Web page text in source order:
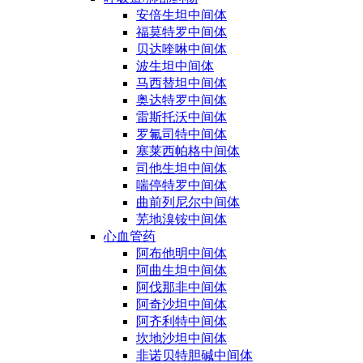
安倍生坦中间体
福莫特罗中间体
贝达喹啉中间体
波生坦中间体
马西替坦中间体
奥达特罗中间体
雷斯托沃中间体
罗氟司特中间体
塞莱西帕格中间体
司他生坦中间体
喘停特罗中间体
曲前列尼尔中间体
芜地溴铵中间体
心血管药
阿布他明中间体
阿曲生坦中间体
阿伐那非中间体
阿奇沙坦中间体
阿齐利特中间体
坎地沙坦中间体
非诺贝特胆碱中间体